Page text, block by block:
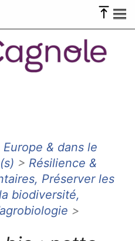
& dans le
> Résilience &
Préserver les
biodiversité,
>